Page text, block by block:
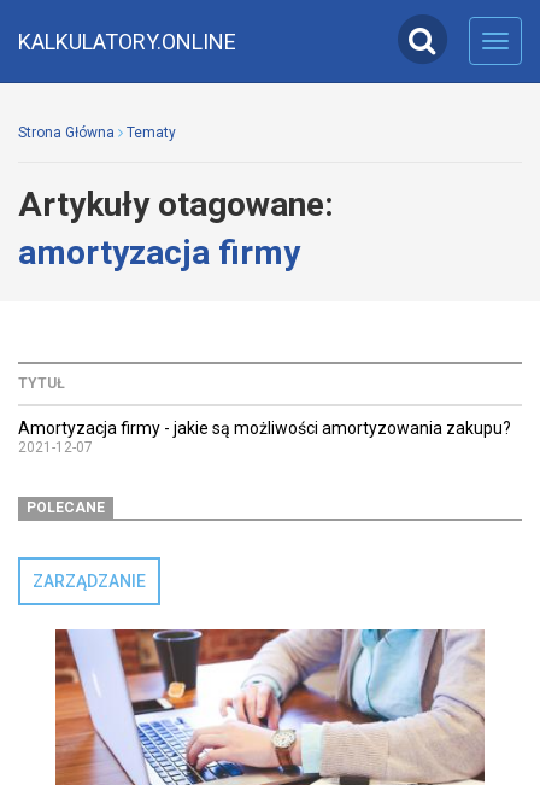
KALKULATORY.ONLINE
Strona Główna Tematy
Artykuły otagowane:
amortyzacja firmy
TYTUŁ
Amortyzacja firmy - jakie są możliwości amortyzowania zakupu?
2021-12-07
POLECANE
ZARZĄDZANIE